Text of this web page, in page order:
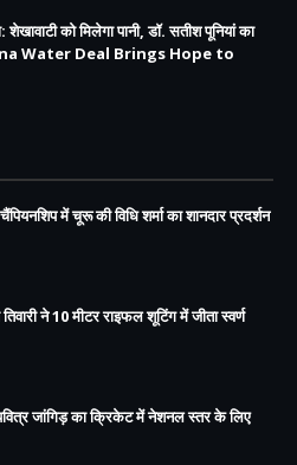
को मिलेगा पानी, डॉ. सतीश पूनियां का
Water Deal Brings Hope to
में चूरू की विधि शर्मा का शानदार प्रदर्शन
ने 10 मीटर राइफल शूटिंग में जीता स्वर्ण
जांगिड़ का क्रिकेट में नेशनल स्तर के लिए